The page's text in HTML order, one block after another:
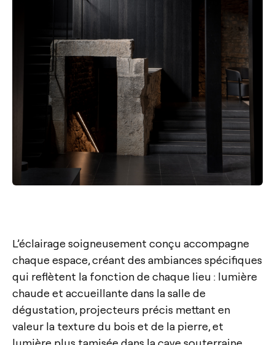
L’éclairage soigneusement conçu accompagne
chaque espace, créant des ambiances spécifiques
qui reflètent la fonction de chaque lieu : lumière
chaude et accueillante dans la salle de
dégustation, projecteurs précis mettant en
valeur la texture du bois et de la pierre, et
lumière plus tamisée dans la cave souterraine,